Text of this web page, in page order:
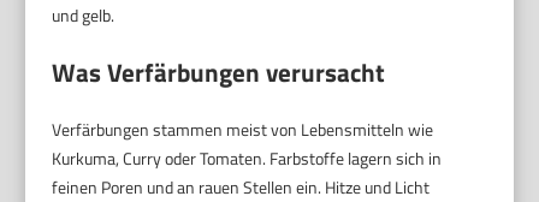
und gelb.
Was Verfärbungen verursacht
Verfärbungen stammen meist von Lebensmitteln wie
Kurkuma, Curry oder Tomaten. Farbstoffe lagern sich in
feinen Poren und an rauen Stellen ein. Hitze und Licht